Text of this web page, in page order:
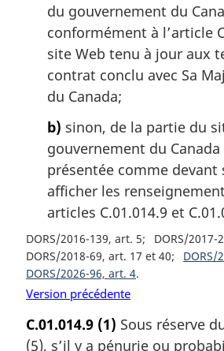
du gouvernement du
conformément à l’article
site Web tenu à jour aux
contrat conclu avec Sa
du Canada;
b) sinon, de la partie du
gouvernement du
présentée comme devant
afficher les
articles C.01.014.9 et
DORS/2016-139, art. 5
DORS/2017-
DORS/2018-69, art. 17 et 40
DORS/
DORS/2026-96, art. 4
Version précédente
C.01.014.9 (1) Sous réserve
(5), s’il y a pénurie ou